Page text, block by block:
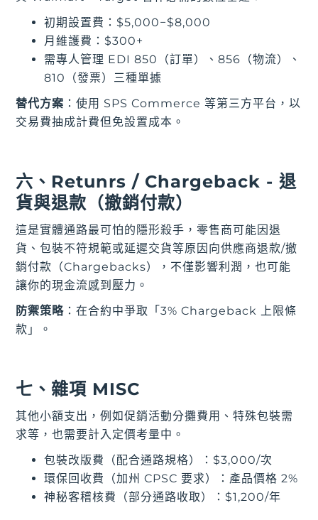
初期設置費：$5,000−$8,000
月維護費：$300+
需專人管理 EDI 850（訂單）、856（物流）、
810（發票）三種單據
替代方案 ：使用 SPS Commerce 等第三方平台，以
交易費抽成計費但免設置成本。
六、Retunrs / Chargeback - 退
貨與退款（撤銷付款）
這是實體通路最可怕的隱形殺手，零售商可能因退
貨、包裝不符規範或延遲交貨等原因向供應商退款/撤
銷付款（Chargebacks），不僅影響利潤，也可能
讓你的現金流感到壓力。
防禦策略 ：在合約中爭取「3% Chargeback 上限條
款」。
七、雜項 MISC
其他小額支出，例如促銷活動分攤費用、特殊包裝需
求等，也需要計入定價考量中。
包裝改版費（配合通路規格）：$3,000/次
環保回收費（加州 CPSC 要求）：產品價格 2%
神秘客稽核費（部分通路收取）：$1,200/年